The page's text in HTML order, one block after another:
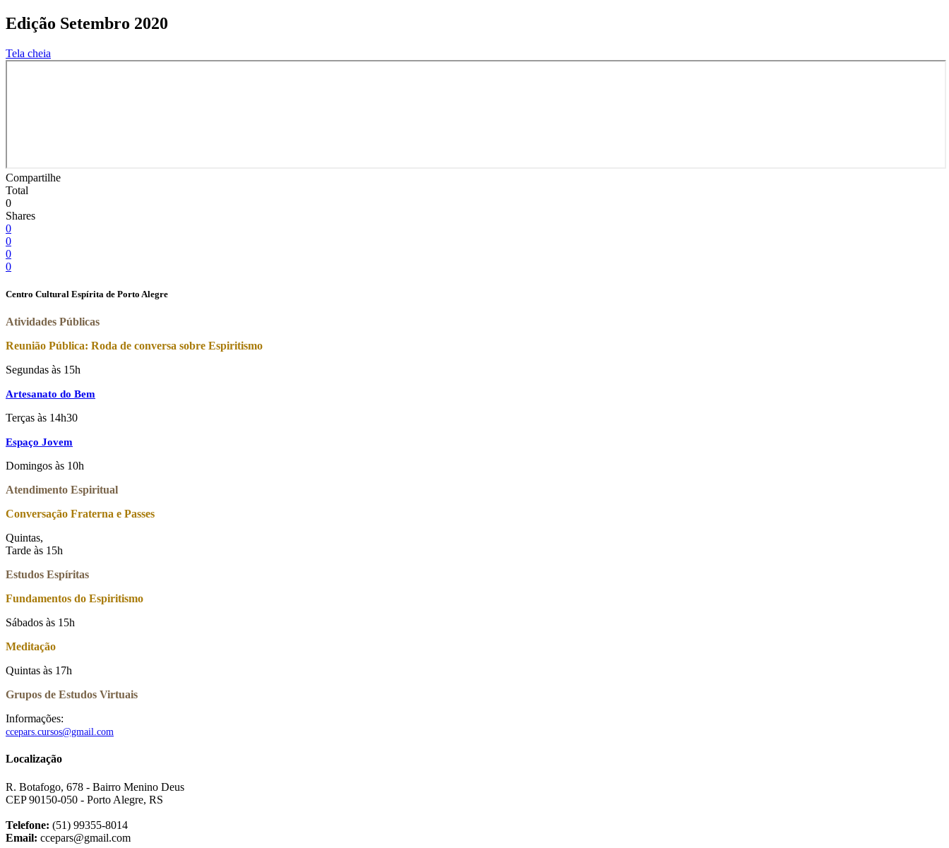
Edição Setembro 2020
Tela cheia
Compartilhe
Total
0
Shares
0
0
0
0
Centro Cultural Espírita de Porto Alegre
Atividades Públicas
Reunião Pública: Roda de conversa sobre Espiritismo
Segundas às 15h
Artesanato do Bem
Terças às 14h30
Espaço Jovem
Domingos às 10h
Atendimento Espiritual
Conversação Fraterna e Passes
Quintas,
Tarde às 15h
Estudos Espíritas
Fundamentos do Espiritismo
Sábados às 15h
Meditação
Quintas às 17h
Grupos de Estudos Virtuais
Informações:
ccepars.cursos@gmail.com
Localização
R. Botafogo, 678 - Bairro Menino Deus
CEP 90150-050 - Porto Alegre, RS
Telefone: (51) 99355-8014
Email: ccepars@gmail.com